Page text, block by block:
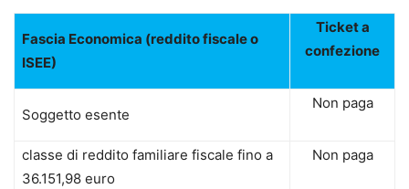
Fascia Economica (reddito fiscale o
ISEE)
Ticket a
confezione
Soggetto esente
Non paga
classe di reddito familiare fiscale fino a
36.151,98 euro
Non paga